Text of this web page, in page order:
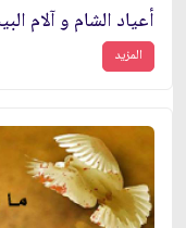
أعياد الشام و آلام
المزيد